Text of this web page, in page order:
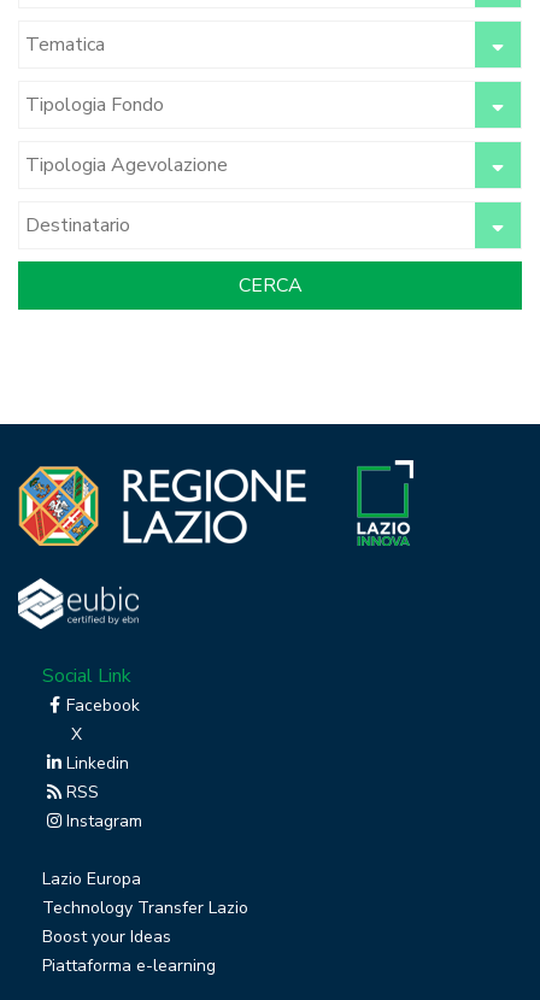
Social Link
Facebook
X
Linkedin
RSS
Instagram
Lazio Europa
Technology Transfer Lazio
Boost your Ideas
Piattaforma e-learning